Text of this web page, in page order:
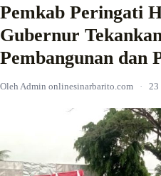
Pemkab Peringati
Gubernur
Pembangunan dan
Oleh Admin onlinesinarbarito.com · 23